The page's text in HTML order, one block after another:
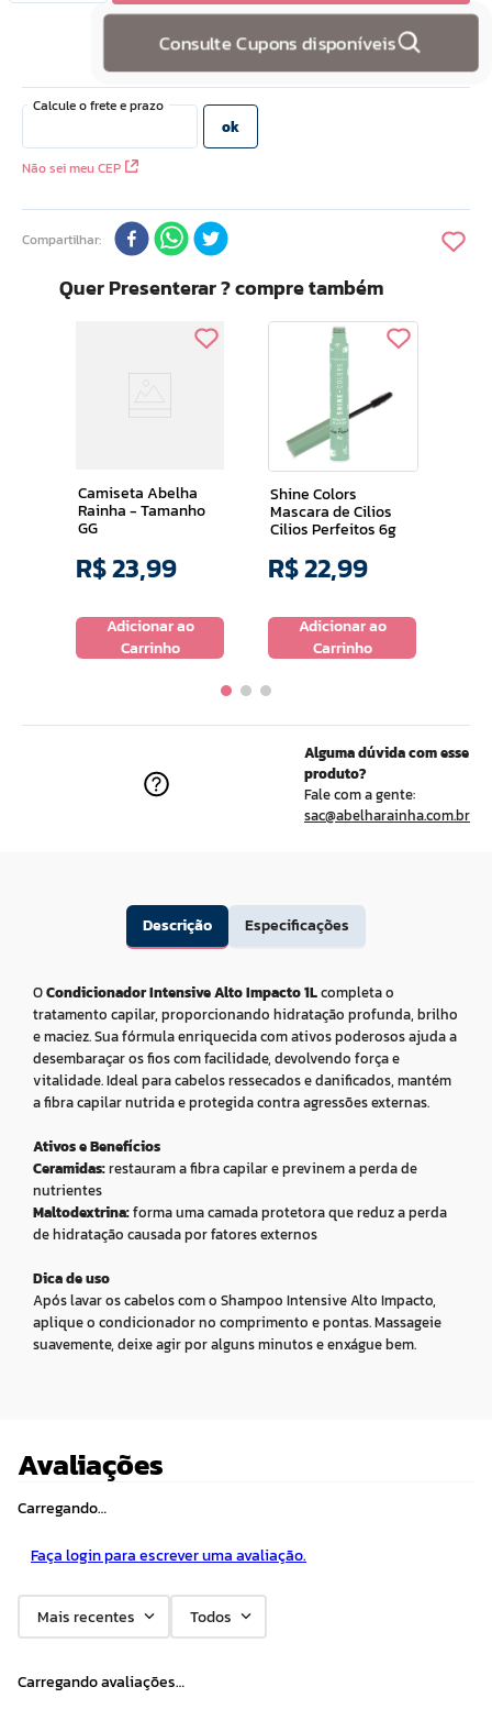
Consulte Cupons disponíveis
Não sei meu CEP
Compartilhar
Quer Presenterar ? compre também
Camiseta Abelha
Rainha - Tamanho
GG
R$23,99
Adicionar ao
Carrinho
Shine Colors
Mascara de Cilios
Cilios Perfeitos 6g
R$22,99
Adicionar ao
Carrinho
Alguma dúvida com esse
produto?
Fale com a gente:
sac@abelharainha.com.br
Descrição Especificações
OCondicionador Intensive Alto Impacto 1Lcompleta o
tratamento capilar, proporcionando hidratação profunda, brilho
e maciez. Sua fórmula enriquecida com ativos poderosos ajuda a
desembaraçar os fios com facilidade, devolvendo força e
vitalidade. Ideal para cabelos ressecados e danificados, mantém
a fibra capilar nutrida e protegida contra agressões externas.
Ativos e Benefícios
Ceramidas:restauram a fibra capilar e previnem a perda de
nutrientes
Maltodextrina:forma uma camada protetora que reduz a perda
de hidratação causada por fatores externos
Dica de uso
Após lavar os cabelos com o Shampoo Intensive Alto Impacto,
aplique o condicionador no comprimento e pontas. Massageie
suavemente, deixe agir por alguns minutos e enxágue bem.
Avaliações
Carregando…
Faça login para escrever uma avaliação.
Mais recentes Todos
Carregando avaliações…